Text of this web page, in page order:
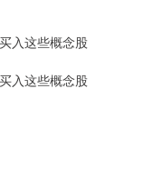
入这些概念股
入这些概念股